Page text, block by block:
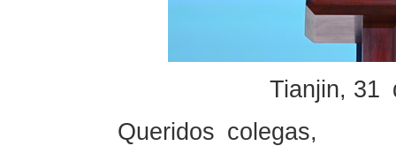
Tianjin, 31
Queridos colegas,